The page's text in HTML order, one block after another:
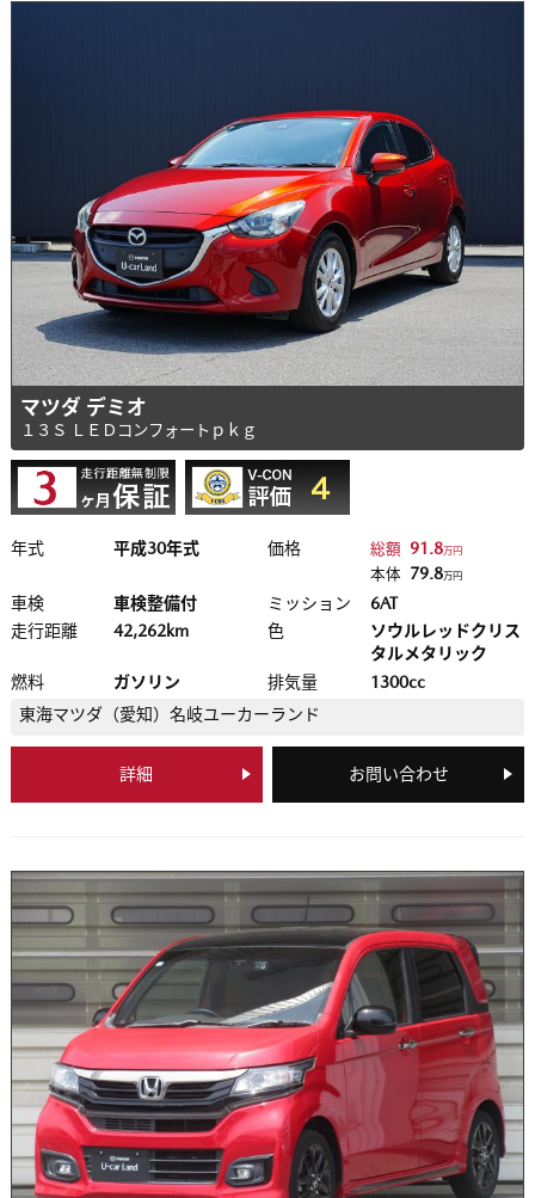
マツダ デミオ
１３Ｓ ＬＥＤコンフォートｐｋｇ
年式 平成30年式 価格 総額 91.8万円
本体 79.8万円
車検 車検整備付 ミッション
6AT
走行距離
42,262km 色
ソウルレッドクリス
タルメタリック
燃料
ガソリン 排気量
1300cc
東海マツダ（愛知） 名岐ユーカーランド
詳細 お問い合わせ